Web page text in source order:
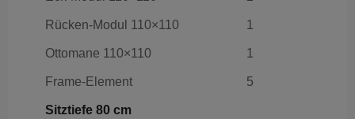
Rücken-Modul 110×110 1
Ottomane 110×110 1
Frame-Element 5
Sitztiefe 80 cm